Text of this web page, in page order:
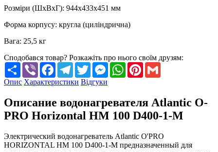
Розміри (ШхВхГ): 944х433х451 мм
Форма корпусу: кругла (циліндрична)
Вага: 25,5 кг
Сподобався товар? Розкажіть про нього своїм друзям:
Share Viber FacebookTelegramTwitterMessengerWhatsApp
Pinterest
Опис Характеристики Відгуки
Описание водонагревателя Atlantic O-
PRO Horizontal HM 100 D400-1-M
Электрический водонагреватель Atlantic O'PRO
HORIZONTAL HM 100 D400-1-M предназначенный для